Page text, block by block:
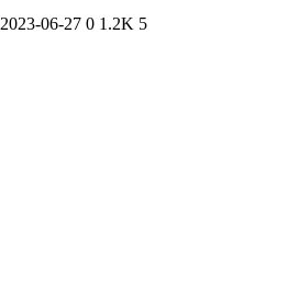
2023-06-27 0 1.2K 5